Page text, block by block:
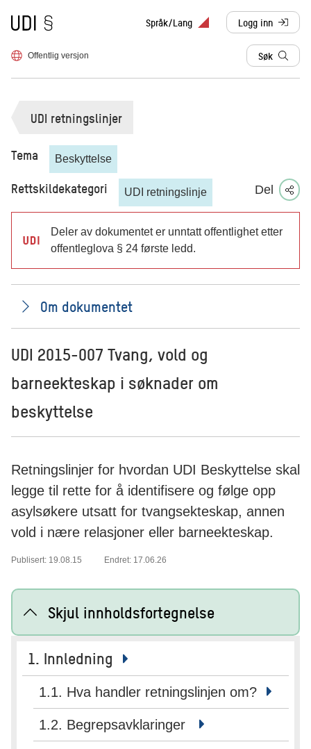
Til forsiden Språk/Lang Logg inn
, sendes til
Offentlig versjon Søk
UDI retningslinjer
Tema Beskyttelse
Rettskildekategori UDI retningslinje Del
Deler av dokumentet er unntatt offentlighet etter
offentleglova § 24 første ledd.
Om dokumentet
UDI 2015-007 Tvang, vold og
barneekteskap i søknader om
beskyttelse
Retningslinjer for hvordan UDI Beskyttelse skal
legge til rette for å identifisere og følge opp
asylsøkere utsatt for tvangsekteskap, annen
vold i nære relasjoner eller barneekteskap.
Publisert: 19.08.15 Endret: 17.06.26
Skjul innholdsfortegnelse
1. Innledning
1.1. Hva handler retningslinjen om?
1.2. Begrepsavklaringer